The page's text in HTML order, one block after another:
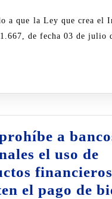
de fecha 03 de julio
a
el uso de
el pago de